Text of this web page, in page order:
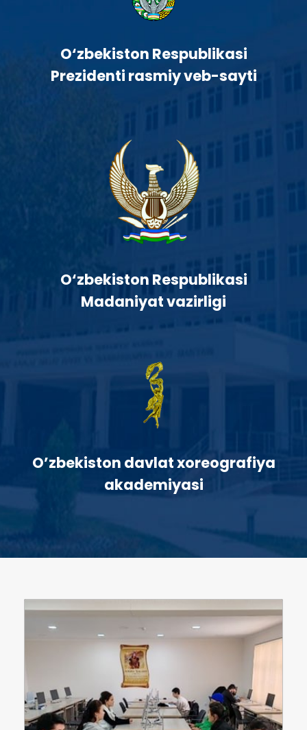
O‘zbekiston Respublikasi
Prezidenti rasmiy veb-sayti
O‘zbekiston Respublikasi
Madaniyat vazirligi
O’zbekiston davlat xoreografiya
akademiyasi